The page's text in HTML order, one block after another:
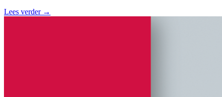
Lees verder →